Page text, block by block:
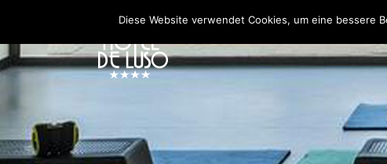
Diese Website verwendet Cookies, um eine bessere